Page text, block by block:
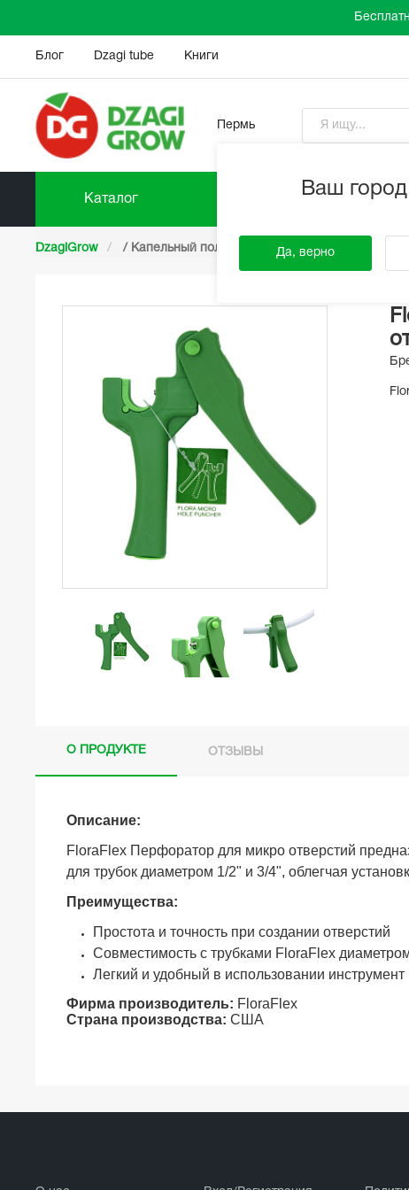
Блог Dzagi tube Книги
Пермь
Ваш город
Да, верно
Каталог Прайс-
DzagiGrow / Капельный полив FloraFlex
О ПРОДУКТЕ ОТЗЫВЫ
Описание:
FloraFlex Перфоратор для микро отверстий
для трубок диаметром 1/2" и 3/4", облегчая
Преимущества:
Простота и точность при создании отверстий
Совместимость с трубками FloraFlex
Легкий и удобный в использовании инструмент
Фирма производитель: FloraFlex
Страна производства: США